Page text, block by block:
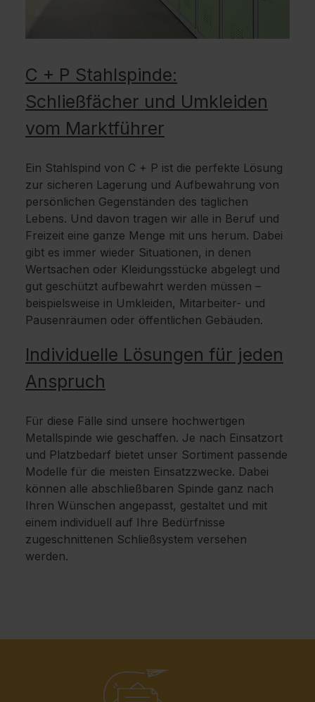
C + P Stahlspinde:
Schließfächer und Umkleiden
vom Marktführer
Ein Stahlspind von C + P ist die perfekte Lösung
zur sicheren Lagerung und Aufbewahrung von
persönlichen Gegenständen des täglichen
Lebens. Und davon tragen wir alle in Beruf und
Freizeit eine ganze Menge mit uns herum. Dabei
gibt es immer wieder Situationen, in denen
Wertsachen oder Kleidungsstücke abgelegt und
gut geschützt aufbewahrt werden müssen –
beispielsweise in Umkleiden, Mitarbeiter- und
Pausenräumen oder öffentlichen Gebäuden.
Individuelle Lösungen für jeden
Anspruch
Für diese Fälle sind unsere hochwertigen
Metallspinde wie geschaffen. Je nach Einsatzort
und Platzbedarf bietet unser Sortiment passende
Modelle für die meisten Einsatzzwecke. Dabei
können alle abschließbaren Spinde ganz nach
Ihren Wünschen angepasst, gestaltet und mit
einem individuell auf Ihre Bedürfnisse
zugeschnittenen Schließsystem versehen
werden.